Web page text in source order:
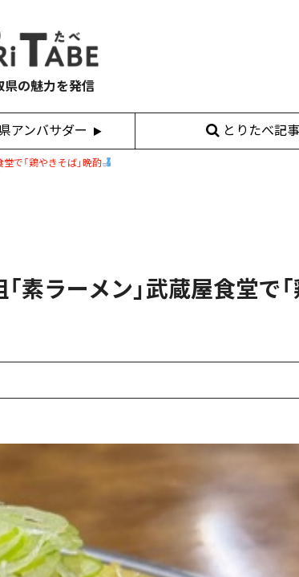
県の魅力を発信
アンバサダー とりたべ記
で「鶏やきそば」晩酌
素ラーメン」武蔵屋食堂で